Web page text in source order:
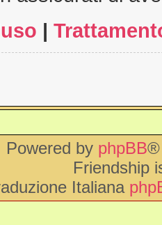
|
Powered by phpBB®
Friendship
Italiana